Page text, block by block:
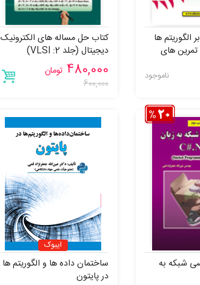
الگوریتم ها
های
ناموجود
کتاب حل مساله های الکترونیک
دیجیتال (جلد 2: VLSI)
480,000 تومان
600,000
شبکه به
ایبوک
ساختمان داده ها و الگوریتم ها
در پایتون